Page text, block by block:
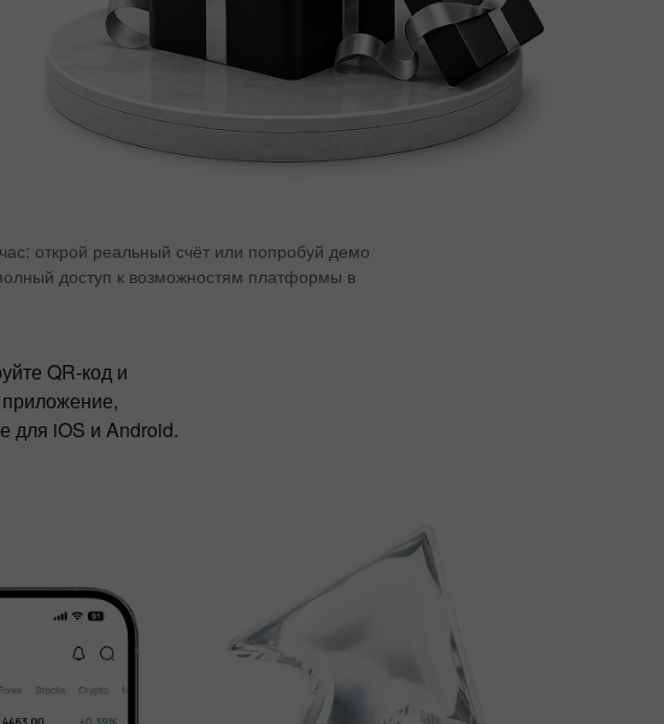
открой реальный счёт или попробуй демо
доступ к возможностям платформы в
QR-код и
приложение,
для iOS и Android.